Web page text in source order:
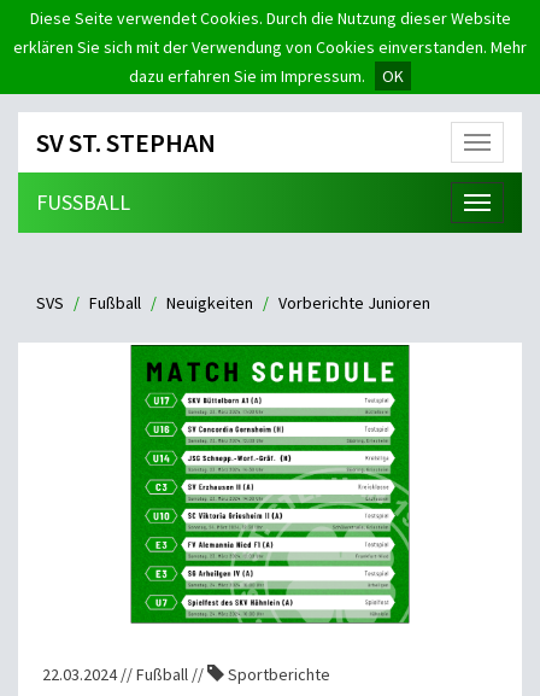
Diese Seite verwendet Cookies. Durch die Nutzung dieser Website
erklären Sie sich mit der Verwendung von Cookies einverstanden. Mehr
dazu erfahren Sie im Impressum.
OK
Menü
SV ST. STEPHAN
Menü
FUSSBALL
SVS Fußball Neuigkeiten Vorberichte Junioren
22.03.2024 // Fußball //
Sportberichte